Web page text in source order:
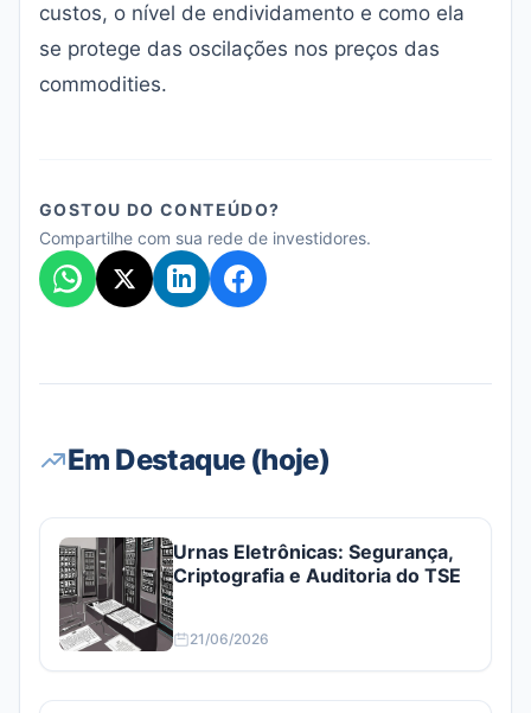
custos, o nível de endividamento e como ela
se protege das oscilações nos preços das
commodities.
GOSTOU DO CONTEÚDO?
Compartilhe com sua rede de investidores.
Em Destaque (hoje)
Urnas Eletrônicas: Segurança,
Criptografia e Auditoria do TSE
21/06/2026